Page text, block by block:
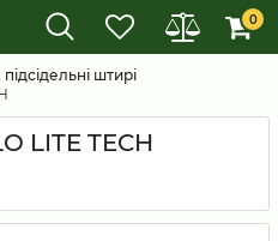
0
підсідельні штирі
LITE TECH